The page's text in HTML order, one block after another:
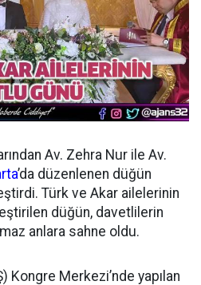
Av. Zehra Nur ile Av.
’da düzenlenen düğün
Türk ve Akar ailelerinin
düğün, davetlilerin
anlara sahne oldu.
Kongre Merkezi’nde yapılan